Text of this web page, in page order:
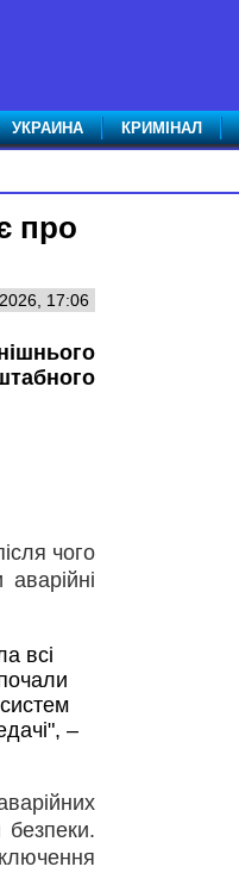
УКРАИНА КРИМІНАЛ
про
17:06
чого
всі
–
безпеки.